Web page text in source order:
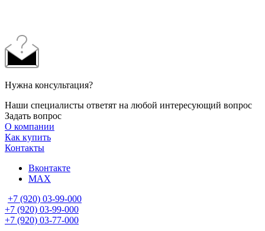
Нужна консультация?
Наши специалисты ответят на любой интересующий вопрос
Задать вопрос
О компании
Как купить
Контакты
Вконтакте
MAX
+7 (920) 03-99-000
+7 (920) 03-99-000
+7 (920) 03-77-000